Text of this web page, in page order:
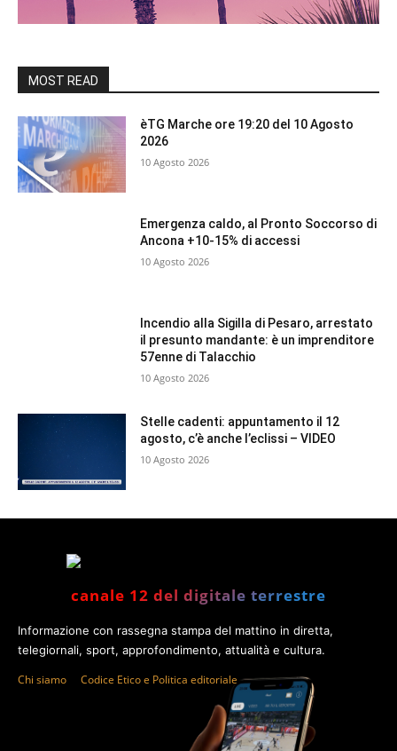
MOST READ
èTG Marche ore 19:20 del 10 Agosto
2026
10 Agosto 2026
Emergenza caldo, al Pronto Soccorso di
Ancona +10-15% di accessi
10 Agosto 2026
Incendio alla Sigilla di Pesaro, arrestato
il presunto mandante: è un imprenditore
57enne di Talacchio
10 Agosto 2026
Stelle cadenti: appuntamento il 12
agosto, c’è anche l’eclissi – VIDEO
10 Agosto 2026
canale 12 del digitale terrestre
Informazione con rassegna stampa del mattino in diretta,
telegiornali, sport, approfondimento, attualità e cultura.
Chi siamo Codice Etico e Politica editoriale